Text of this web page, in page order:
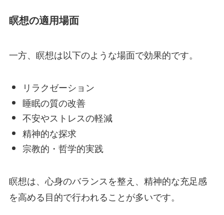
瞑想の適用場面
一方、瞑想は以下のような場面で効果的です。
リラクゼーション
睡眠の質の改善
不安やストレスの軽減
精神的な探求
宗教的・哲学的実践
瞑想は、心身のバランスを整え、精神的な充足感
を高める目的で行われることが多いです。